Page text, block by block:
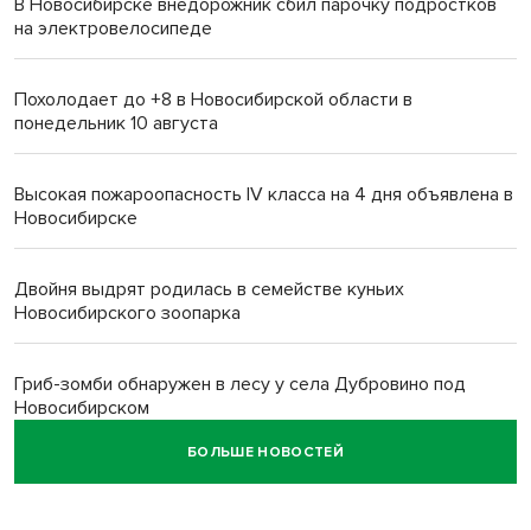
В Новосибирске внедорожник сбил парочку подростков
на электровелосипеде
Похолодает до +8 в Новосибирской области в
понедельник 10 августа
Высокая пожароопасность IV класса на 4 дня объявлена в
Новосибирске
Двойня выдрят родилась в семействе куньих
Новосибирского зоопарка
Гриб-зомби обнаружен в лесу у села Дубровино под
Новосибирском
ХК «Сибирь» подписал контракт с обладателем Кубка
БОЛЬШЕ НОВОСТЕЙ